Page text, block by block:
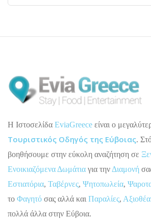
H Ιστοσελίδα EviaGreece είναι ο
Τουριστικός Οδηγός της Εύβοιας.
βοηθήσουμε στην εύκολη αναζήτηση σε
Ενοικιαζόμενα Δωμάτια για την Διαμονή
Εστιατόρια, Ταβέρνες, Ψητοπωλεία,
το Φαγητό σας αλλά και Παραλίες,
πολλά άλλα στην Εύβοια.